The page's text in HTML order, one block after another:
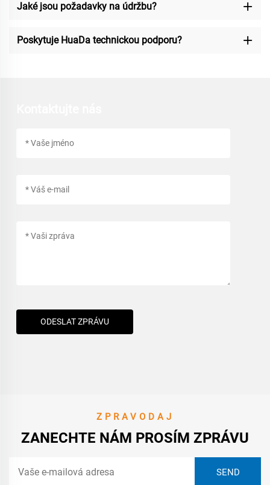
Jaké jsou požadavky na údržbu?
Poskytuje HuaDa technickou podporu?
ODESLAT ZPRÁVU
ZPRAVODAJ
ZANECHTE NÁM PROSÍM ZPRÁVU